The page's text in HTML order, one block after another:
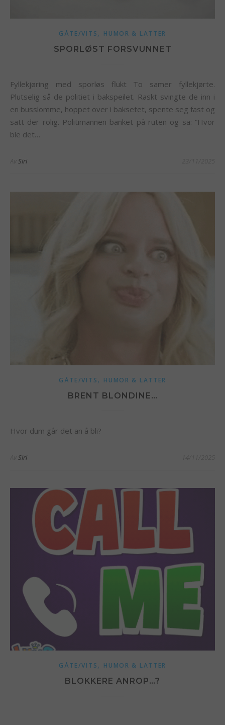
GÅTE/VITS, HUMOR & LATTER
SPORLØST FORSVUNNET
Fyllekjøring med sporløs flukt To samer fyllekjørte.
Plutselig så de politiet i bakspeilet. Raskt svingte de inn i
en busslomme, hoppet over i baksetet, spente seg fast og
satt der rolig. Politimannen banket på ruten og sa: “Hvor
ble det…
Siri
GÅTE/VITS, HUMOR & LATTER
BRENT BLONDINE…
Hvor dum går det an å bli?
Siri
GÅTE/VITS, HUMOR & LATTER
BLOKKERE ANROP…?